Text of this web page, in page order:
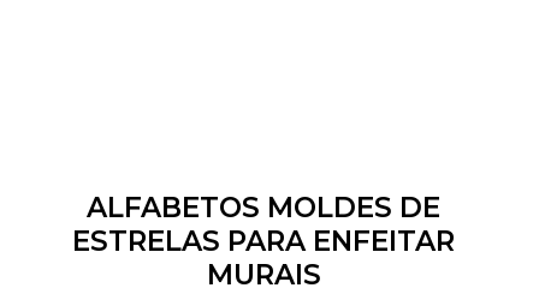
ALFABETOS MOLDES DE
ESTRELAS PARA ENFEITAR
MURAIS